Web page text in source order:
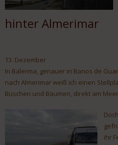
hinter Almerimar
13. Dezember
In Balerma, genauer in Banos de
nach Almerimar weiß ich einen
Büschen und Bäumen, direkt am
ihr